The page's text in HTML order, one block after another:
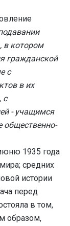
в котором
гражданской
с
в их
с
- учащимся
общественно-
1935 года
средних
истории
перед
в том,
образом,